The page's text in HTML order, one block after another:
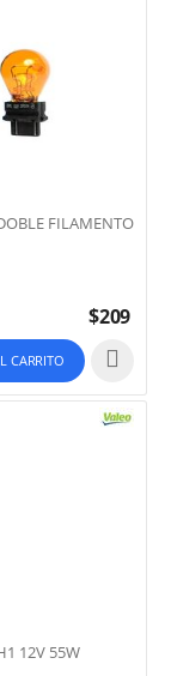
FILAMENTO
$209
CARRITO
12V 55W